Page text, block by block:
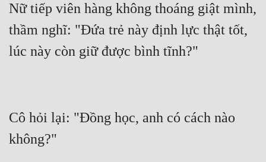
Nữ tiếp viên hàng không thoáng giật mình,
thầm nghĩ: "Đứa trẻ này định lực thật tốt,
Cô hỏi lại: "Đồng học, anh có cách nào